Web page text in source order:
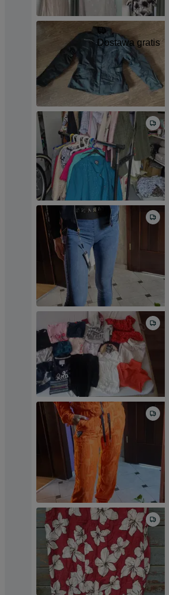
Dostawa gratis